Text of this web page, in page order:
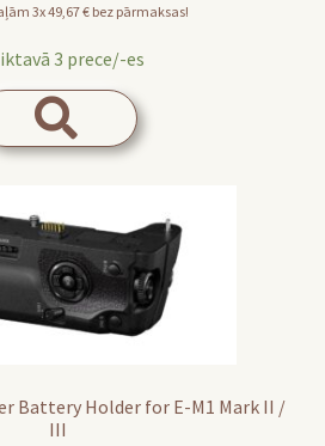
was:
349,00 €.
is:
3x49,67€bez pārmaksas!
3 prece/-es
Battery Holder for E-M1 Mark II /
III